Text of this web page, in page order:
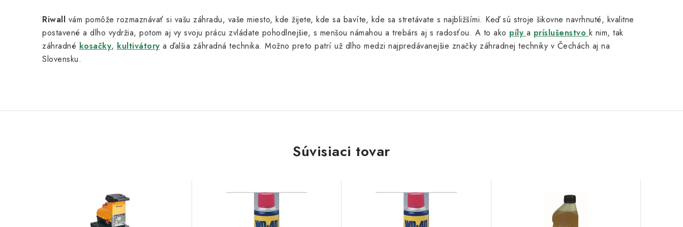
Riwall vám pomôže rozmaznávať si vašu záhradu, vaše miesto, kde žijete, kde sa bavíte, kde sa stretávate s najbližšími. Keď sú stroje šikovne navrhnuté, kvalitne
postavené a dlho vydržia, potom aj vy svoju prácu zvládate pohodlnejšie, s menšou námahou a trebárs aj s radosťou. A to ako píly a príslušenstvo k nim, tak
záhradné kosačky, kultivátory a ďalšia záhradná technika. Možno preto patrí už dlho medzi najpredávanejšie značky záhradnej techniky v Čechách aj na
Slovensku.
Súvisiaci tovar